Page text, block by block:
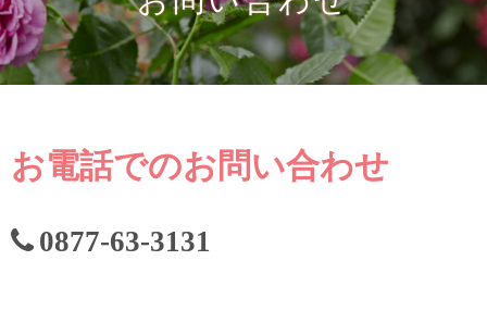
お電話でのお問い合わせ
0877-63-3131